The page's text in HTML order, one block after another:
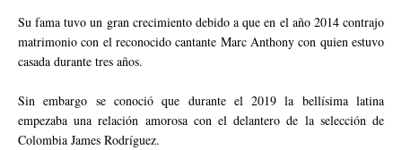
Su fama tuvo un gran crecimiento debido a que en el año 2014 contrajo
matrimonio con el reconocido cantante Marc Anthony con quien estuvo
casada durante tres años.
Sin embargo se conoció que durante el 2019 la bellísima latina
empezaba una relación amorosa con el delantero de la selección de
Colombia James Rodríguez.